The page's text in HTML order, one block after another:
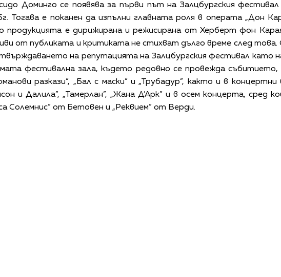
Доминго се появява за първи път на Залцбургския фестивал
Тогава е поканен да изпълни главната роля в операта „Дон
продукцията е дирижирана и режисирана от Херберт фон
от публиката и критиката не стихват дълго време след това.
на репутацията на Залцбургския фестивал като
фестивална зала, където редовно се провежда
разкази”, „Бал с маски” и „Трубадур”, както и в
и Далила”, „Тамерлан”, „Жана Д’Арк” и в осем концерта, сред
Солемнис” от Бетовен и „Реквием” от Верди.